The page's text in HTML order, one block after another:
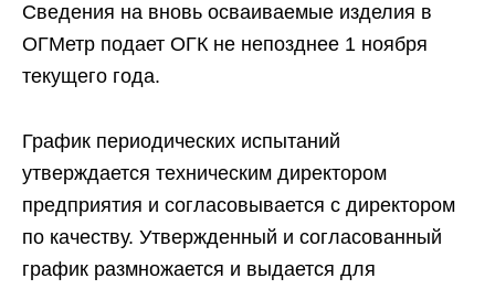
Сведения на вновь осваиваемые изделия в
ОГМетр подает ОГК не непозднее 1 ноября
текущего года.
График периодических испытаний
утверждается техническим директором
предприятия и согласовывается с директором
по качеству. Утвержденный и согласованный
график размножается и выдается для